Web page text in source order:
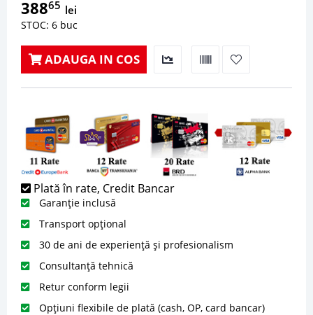
38865 lei
STOC: 6 buc
ADAUGA IN COS
Plată în rate, Credit Bancar
Garanție inclusă
Transport opțional
30 de ani de experiență și profesionalism
Consultanță tehnică
Retur conform legii
Opțiuni flexibile de plată (cash, OP, card bancar)